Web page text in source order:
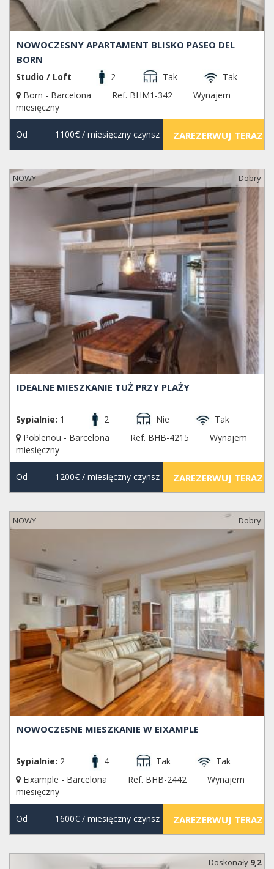
NOWOCZESNY APARTAMENT BLISKO PASEO DEL
BORN
Studio / Loft 2 Tak
Tak
Born - Barcelona
Ref. BHM1-342
Wynajem
miesięczny
Od 1100€/ miesięczny czynsz ZAREZERWUJ TERAZ
NOWY Dobry
IDEALNE MIESZKANIE TUŻ PRZY PLAŻY
Sypialnie: 1 2 Nie
Tak
Poblenou - Barcelona
Ref. BHB-4215
Wynajem
miesięczny
Od 1200€/ miesięczny czynsz ZAREZERWUJ TERAZ
NOWY Dobry
NOWOCZESNE MIESZKANIE W EIXAMPLE
Sypialnie: 2 4 Tak
Tak
Eixample - Barcelona
Ref. BHB-2442
Wynajem
miesięczny
Od 1600€/ miesięczny czynsz ZAREZERWUJ TERAZ
Doskonały 9,2